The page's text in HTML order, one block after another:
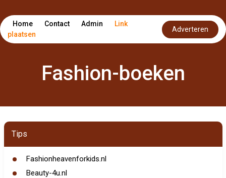
Home Contact Admin
Link
plaatsen
Adverteren
Fashion-boeken
Tips
Fashionheavenforkids.nl
Beauty-4u.nl